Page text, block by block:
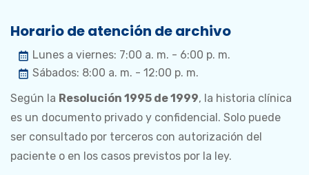
Horario de atención de archivo
Lunes a viernes: 7:00 a. m. - 6:00 p. m.
Sábados: 8:00 a. m. - 12:00 p. m.
Según la Resolución 1995 de 1999, la historia clínica
es un documento privado y confidencial. Solo puede
ser consultado por terceros con autorización del
paciente o en los casos previstos por la ley.